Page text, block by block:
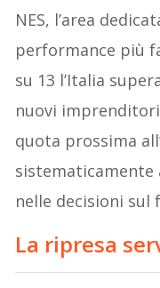
NES, l’area
performance più
su 13 l’Italia
nuovi
quota prossima
nelle decisioni sul
La ripresa